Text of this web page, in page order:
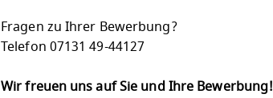
Fragen zu Ihrer Bewerbung?
Telefon 07131 49-44127
Wir freuen uns auf Sie und Ihre Bewerbung!